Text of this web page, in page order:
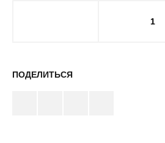
1
ПОДЕЛИТЬСЯ